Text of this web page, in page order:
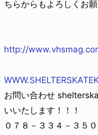
ちらからもよろしくお
http://
お問い合わせ
いいたします！！！
０７８－３３４－３５０